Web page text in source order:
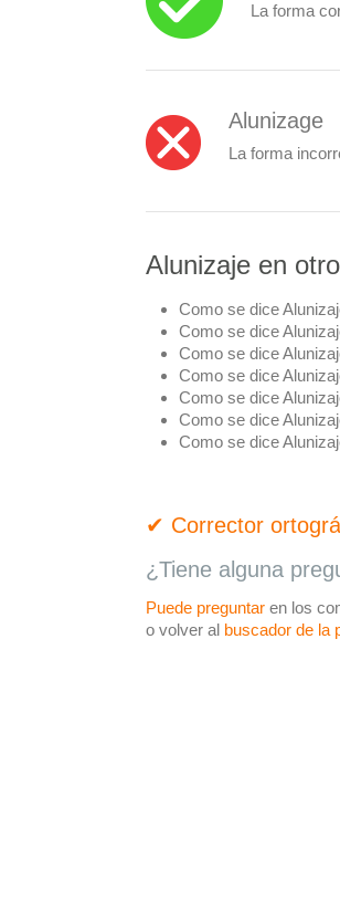
La forma
Alunizage
La forma
Alunizaje en
Como se dice
Como se dice
Como se dice
Como se dice
Como se dice
Como se dice
Como se dice
✔ Corrector
¿Tiene alguna
Puede preguntar en los
o volver al buscador de la